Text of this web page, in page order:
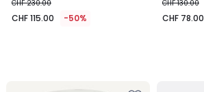
CHF 230.00
CHF 115.00 -50%
CHF 130.00
CHF 78.00